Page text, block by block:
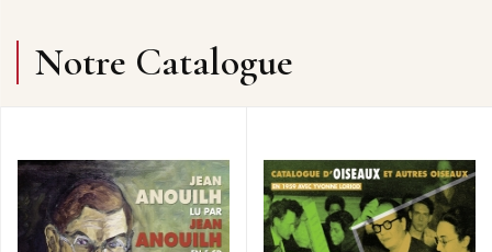
Notre Catalogue